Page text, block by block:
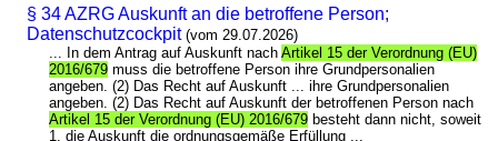
§ 34 AZRG Auskunft an die betroffene Person;
Datenschutzcockpit (vom 29.07.2026)
... In dem Antrag auf Auskunft nachArtikel 15 der Verordnung (EU)
2016/679 muss die betroffene Person ihre Grundpersonalien
angeben. (2) Das Recht auf Auskunft ... ihre Grundpersonalien
angeben. (2) Das Recht auf Auskunft der betroffenen Person nach
Artikel 15 der Verordnung (EU) 2016/679 besteht dann nicht, soweit
1. die Auskunft die ordnungsgemäße Erfüllung ...